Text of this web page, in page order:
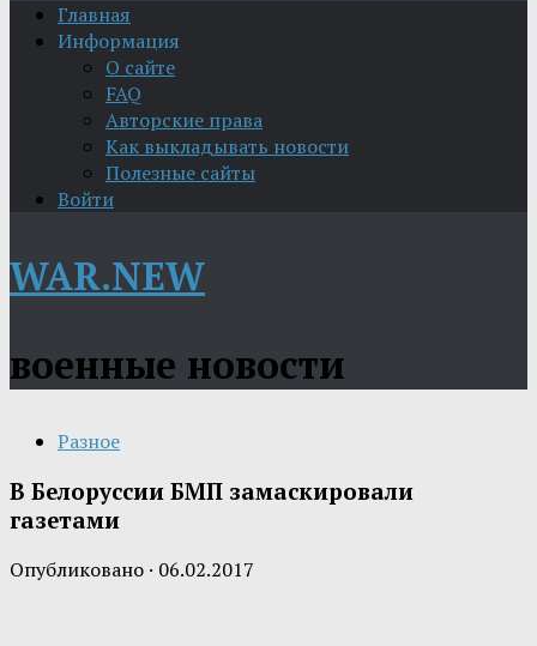
Главная
Информация
О сайте
FAQ
Авторские права
Как выкладывать новости
Полезные сайты
Войти
WAR.NEW
военные новости
Разное
В Белоруссии БМП замаскировали
газетами
Опубликовано · 06.02.2017